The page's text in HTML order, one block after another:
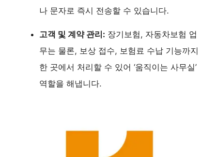
나 문자로 즉시 전송할 수 있습니다.
고객 및 계약 관리: 장기보험, 자동차보험 업
무는 물론, 보상 접수, 보험료 수납 기능까지
한 곳에서 처리할 수 있어 ‘움직이는 사무실’
역할을 해냅니다.